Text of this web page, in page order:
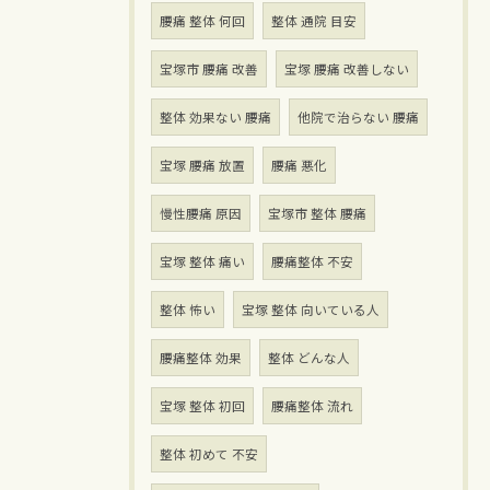
腰痛 整体 何回 整体 通院 目安
宝塚市 腰痛 改善 宝塚 腰痛 改善しない
整体 効果ない 腰痛 他院で治らない 腰痛
宝塚 腰痛 放置 腰痛 悪化
慢性腰痛 原因 宝塚市 整体 腰痛
宝塚 整体 痛い 腰痛整体 不安
整体 怖い 宝塚 整体 向いている人
腰痛整体 効果 整体 どんな人
宝塚 整体 初回 腰痛整体 流れ
整体 初めて 不安